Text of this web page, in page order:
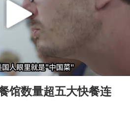
看守所辅警收受10万获刑1年
宇树科技发行价格150.80元/股
粮液渠道价一箱上涨近百元
馆数量超五大快餐连